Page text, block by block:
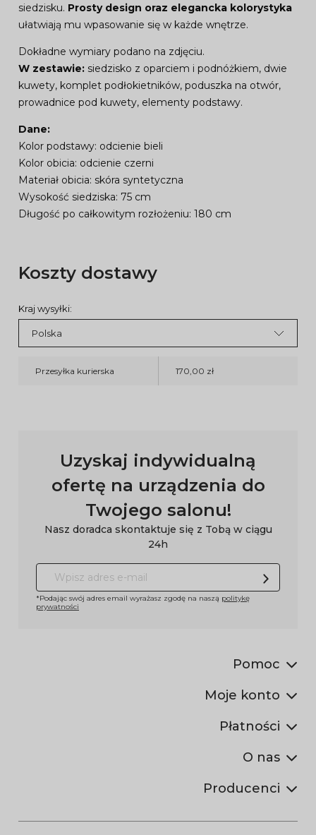
siedzisku. Prosty design oraz elegancka kolorystyka
ułatwiają mu wpasowanie się w każde wnętrze.
Dokładne wymiary podano na zdjęciu.
W zestawie: siedzisko z oparciem i podnóżkiem, dwie
kuwety, komplet podłokietników, poduszka na otwór,
prowadnice pod kuwety, elementy podstawy.
Dane:
Kolor podstawy: odcienie bieli
Kolor obicia: odcienie czerni
Materiał obicia: skóra syntetyczna
Wysokość siedziska: 75 cm
Długość po całkowitym rozłożeniu: 180 cm
Koszty dostawy
Kraj wysyłki:
Przesyłka kurierska 170,00 zł
Uzyskaj indywidualną
ofertę na urządzenia do
Twojego salonu!
Nasz doradca skontaktuje się z Tobą w ciągu
24h
*Podając swój adres email wyrażasz zgodę na naszą politykę
prywatności
Pomoc
Moje konto
Płatności
O nas
Producenci